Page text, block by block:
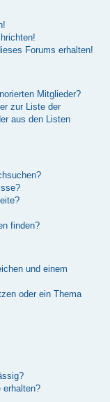
Forums erhalten!
Mitglieder?
zur Liste der
aus den Listen
finden?
und einem
oder ein Thema
erhalten?